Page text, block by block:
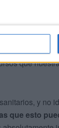
no es otro
más de
de los
explicaciones
que
y no
que esto